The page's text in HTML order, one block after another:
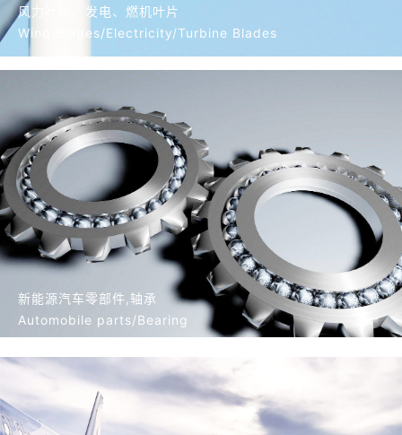
风力叶片、发电、燃机叶片
Wind Blades/Electricity/Turbine Blades
新能源汽车零部件,轴承
Automobile parts/Bearing